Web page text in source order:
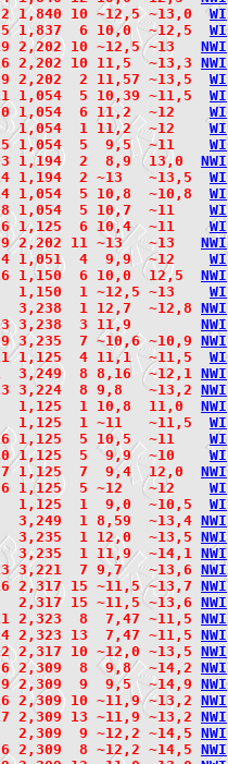
1,840 10 ~12,5 ~13,0 WI
1,837  6 10,0  ~12,5 WI
2,202 10 ~12,5 ~13
NWI
2,202 10 11,5  ~13,3 NWI
2,202  2 11,57 ~13,5 WI
1,054  5 10,39 ~11,5 WI
1,054  6 11,2  ~12 WI
1,054  1 11,2  ~12 WI
1,054  5  9,5  ~11 WI
1,194  2  8,9  13,0 NWI
1,194  2 ~13   ~13,5 WI
1,054  5 10,8  ~10,8 WI
1,054  5 10,7  ~11 WI
1,125  6 10,4  ~11 WI
2,202 11 ~13   ~13
NWI
1,051  4  9,9  ~12 WI
1,150  6 10,0  12,5 NWI
1,150  1 ~12,5 ~13 WI
3,238  1 12,7  ~12,8 NWI
0,13 3,238  3 11,9 NWI
3,235  7 ~10,6 ~10,9
NWI
1,125  4 11,1  ~11,5 WI
3,249  8 8,16  ~12,1 NWI
3,224  8 9,8   ~13,2 NWI
1,125  1 10,8  11,0 NWI
1,125  1 ~11   ~11,5 WI
1,125  5 10,5  ~11 WI
1,125  5  9,9  ~10 WI
1,125  7  9,4  12,0 NWI
1,125  5 ~12   ~12 WI
1,125  1  9,0  ~10,5 WI
1 8,59  ~13,4 NWI
3,235  1 12,0  ~13,5 NWI
3,235  1 11,9  ~14,1 NWI
3,221  7 9,7   ~13,6 NWI
2,317 15 ~11,5 ~13,7 NWI
2,317 15 ~11,5 ~13,6 NWI
2,323  8  7,47 ~11,5 NWI
2,323 13  7,47 ~11,5 NWI
2,317 10 ~12,0 ~13,5
NWI
2,309  8  9,8  ~14,2 NWI
2,309  9  9,5  ~14,9 NWI
2,309 10 ~11,9 ~13,2
NWI
2,309 13 ~11,9 ~13,2 NWI
2,309  9 ~12,2 ~14,5
NWI
2,309  8 ~12,2 ~14,5 NWI